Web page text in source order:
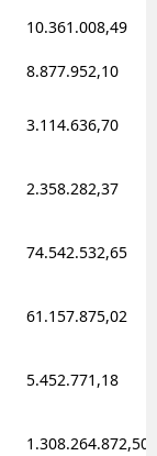
10.361.008,49
8.877.952,10
3.114.636,70
2.358.282,37
74.542.532,65
61.157.875,02
5.452.771,18
1.308.264.872,50